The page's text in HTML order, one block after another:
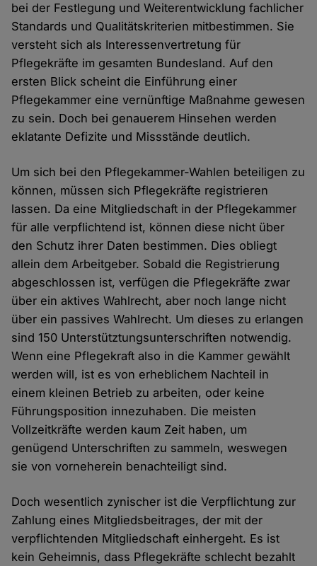
bei der Festlegung und Weiterentwicklung fachlicher
Standards und Qualitätskriterien mitbestimmen. Sie
versteht sich als Interessenvertretung für
Pflegekräfte im gesamten Bundesland. Auf den
ersten Blick scheint die Einführung einer
Pflegekammer eine vernünftige Maßnahme gewesen
zu sein. Doch bei genauerem Hinsehen werden
eklatante Defizite und Missstände deutlich.
Um sich bei den Pflegekammer-Wahlen beteiligen zu
können, müssen sich Pflegekräfte registrieren
lassen. Da eine Mitgliedschaft in der Pflegekammer
für alle verpflichtend ist, können diese nicht über
den Schutz ihrer Daten bestimmen. Dies obliegt
allein dem Arbeitgeber. Sobald die Registrierung
abgeschlossen ist, verfügen die Pflegekräfte zwar
über ein aktives Wahlrecht, aber noch lange nicht
über ein passives Wahlrecht. Um dieses zu erlangen
sind 150 Unterstütztungsunterschriften notwendig.
Wenn eine Pflegekraft also in die Kammer gewählt
werden will, ist es von erheblichem Nachteil in
einem kleinen Betrieb zu arbeiten, oder keine
Führungsposition innezuhaben. Die meisten
Vollzeitkräfte werden kaum Zeit haben, um
genügend Unterschriften zu sammeln, weswegen
sie von vorneherein benachteiligt sind.
Doch wesentlich zynischer ist die Verpflichtung zur
Zahlung eines Mitgliedsbeitrages, der mit der
verpflichtenden Mitgliedschaft einhergeht. Es ist
kein Geheimnis, dass Pflegekräfte schlecht bezahlt